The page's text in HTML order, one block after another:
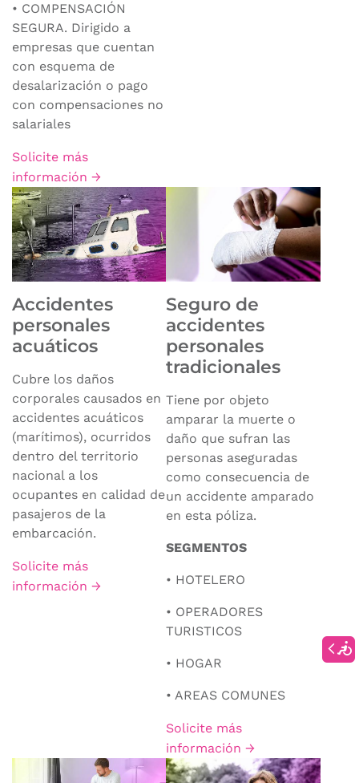
• COMPENSACIÓN
SEGURA. Dirigido a
empresas que cuentan
con esquema de
desalarización o pago
con compensaciones no
salariales
Solicite más
información →
Accidentes
personales
acuáticos
Cubre los daños
corporales causados en
accidentes acuáticos
(marítimos), ocurridos
dentro del territorio
nacional a los
ocupantes en calidad de
pasajeros de la
embarcación.
Solicite más
información →
Seguro de
accidentes
personales
tradicionales
Tiene por objeto
amparar la muerte o
daño que sufran las
personas aseguradas
como consecuencia de
un accidente amparado
en esta póliza.
SEGMENTOS
• HOTELERO
• OPERADORES
TURISTICOS
• HOGAR
• AREAS COMUNES
Solicite más
información →